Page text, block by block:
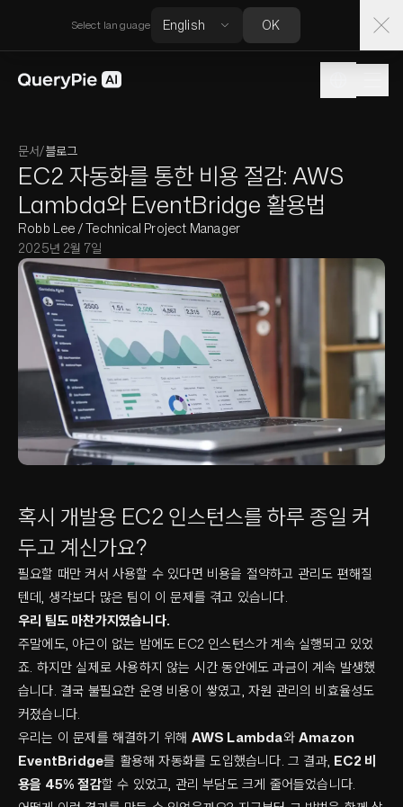
Select language OK
문서/블로그
EC2 자동화를 통한 비용 절감: AWS
Lambda와 EventBridge 활용법
Robb Lee / Technical Project Manager
2025년 2월 7일
혹시 개발용 EC2 인스턴스를 하루 종일 켜
두고 계신가요?
필요할 때만 켜서 사용할 수 있다면 비용을 절약하고 관리도 편해질
텐데, 생각보다 많은 팀이 이 문제를 겪고 있습니다.
우리 팀도 마찬가지였습니다.
주말에도, 야근이 없는 밤에도 EC2 인스턴스가 계속 실행되고 있었
죠. 하지만 실제로 사용하지 않는 시간 동안에도 과금이 계속 발생했
습니다. 결국 불필요한 운영 비용이 쌓였고, 자원 관리의 비효율성도
커졌습니다.
우리는 이 문제를 해결하기 위해 AWS Lambda와Amazon
EventBridge를 활용해 자동화를 도입했습니다. 그 결과, EC2 비
용을 45% 절감할 수 있었고, 관리 부담도 크게 줄어들었습니다.